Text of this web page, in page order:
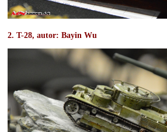
2. T-28, autor: Bayin Wu